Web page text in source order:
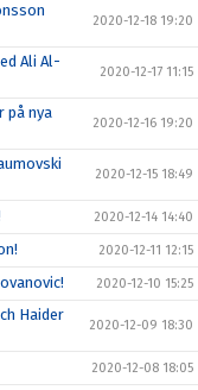
2020-12-18 19:20
Ali Al-
2020-12-17 11:15
på nya
2020-12-16 19:20
2020-12-15 18:49
2020-12-14 14:40
2020-12-11 12:15
2020-12-10 15:25
Haider
2020-12-09 18:30
2020-12-08 18:05